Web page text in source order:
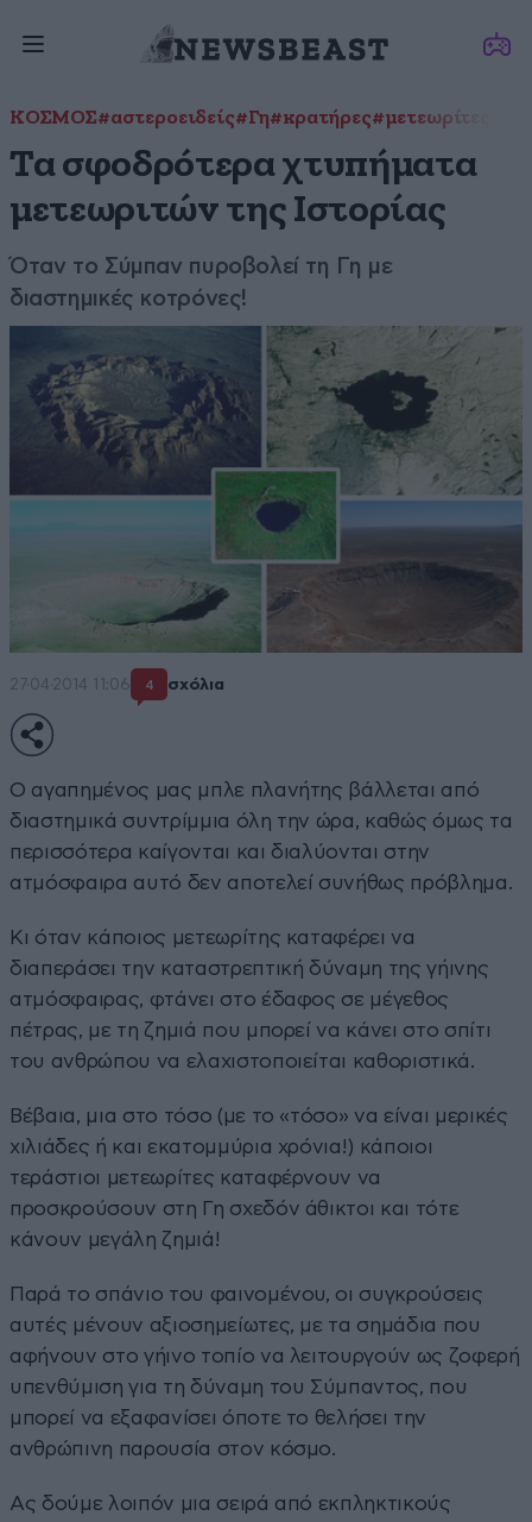
ΚΟΣΜΟΣ#αστεροειδείς#Γη#κρατήρες#μετεωρίτες
Τα σφοδρότερα χτυπήματα
μετεωριτών της Ιστορίας
Όταν το Σύμπαν πυροβολεί τη Γη με
διαστημικές κοτρόνες!
27·04·2014 11:06 4 σχόλια
Ο αγαπημένος μας μπλε πλανήτης βάλλεται από
διαστημικά συντρίμμια όλη την ώρα, καθώς όμως τα
περισσότερα καίγονται και διαλύονται στην
ατμόσφαιρα αυτό δεν αποτελεί συνήθως πρόβλημα.
Κι όταν κάποιος μετεωρίτης καταφέρει να
διαπεράσει την καταστρεπτική δύναμη της γήινης
ατμόσφαιρας, φτάνει στο έδαφος σε μέγεθος
πέτρας, με τη ζημιά που μπορεί να κάνει στο σπίτι
του ανθρώπου να ελαχιστοποιείται καθοριστικά.
Βέβαια, μια στο τόσο (με το «τόσο» να είναι μερικές
χιλιάδες ή και εκατομμύρια χρόνια!) κάποιοι
τεράστιοι μετεωρίτες καταφέρνουν να
προσκρούσουν στη Γη σχεδόν άθικτοι και τότε
κάνουν μεγάλη ζημιά!
Παρά το σπάνιο του φαινομένου, οι συγκρούσεις
αυτές μένουν αξιοσημείωτες, με τα σημάδια που
αφήνουν στο γήινο τοπίο να λειτουργούν ως ζοφερή
υπενθύμιση για τη δύναμη του Σύμπαντος, που
μπορεί να εξαφανίσει όποτε το θελήσει την
ανθρώπινη παρουσία στον κόσμο.
Ας δούμε λοιπόν μια σειρά από εκπληκτικούς